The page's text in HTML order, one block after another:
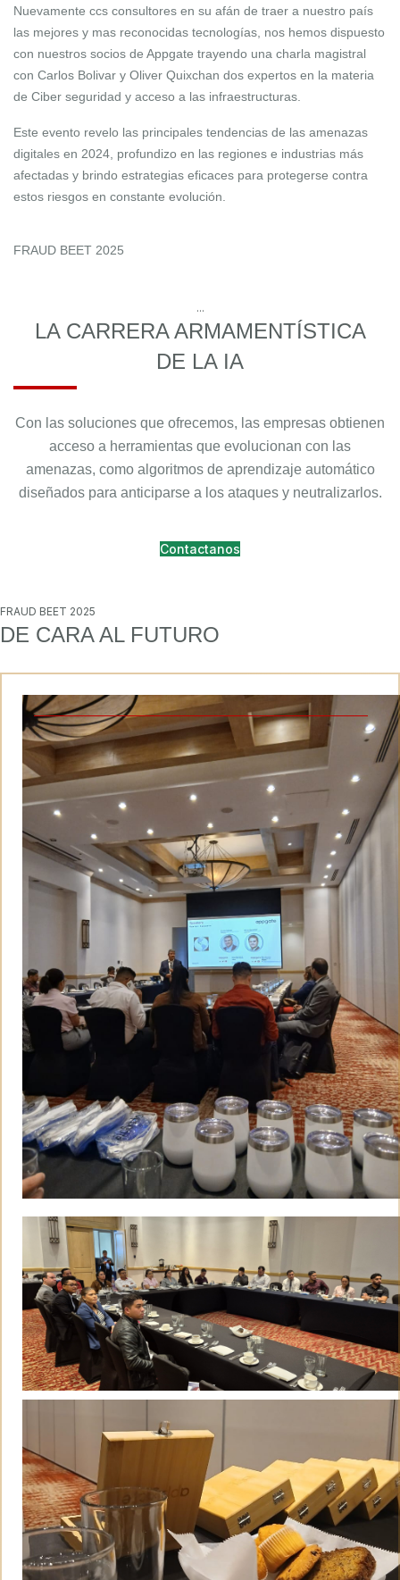
Nuevamente ccs consultores en su afán de traer a nuestro país
las mejores y mas reconocidas tecnologías, nos hemos dispuesto
con nuestros socios de Appgate trayendo una charla magistral
con Carlos Bolivar y Oliver Quixchan dos expertos en la materia
de Ciber seguridad y acceso a las infraestructuras.
Este evento revelo las principales tendencias de las amenazas
digitales en 2024, profundizo en las regiones e industrias más
afectadas y brindo estrategias eficaces para protegerse contra
estos riesgos en constante evolución.
FRAUD BEET 2025
...
LA CARRERA ARMAMENTÍSTICA
DE LA IA
Con las soluciones que ofrecemos, las empresas obtienen
acceso a herramientas que evolucionan con las
amenazas, como algoritmos de aprendizaje automático
diseñados para anticiparse a los ataques y neutralizarlos.
Contactanos
FRAUD BEET 2025
DE CARA AL FUTURO